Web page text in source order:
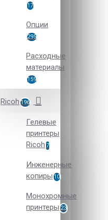
17
Опции
295
Расходные
материалы
159
Ricoh 196
Гелевые
принтеры
Ricoh 7
Инженерные
копиры 10
Монохромные
принтеры 23